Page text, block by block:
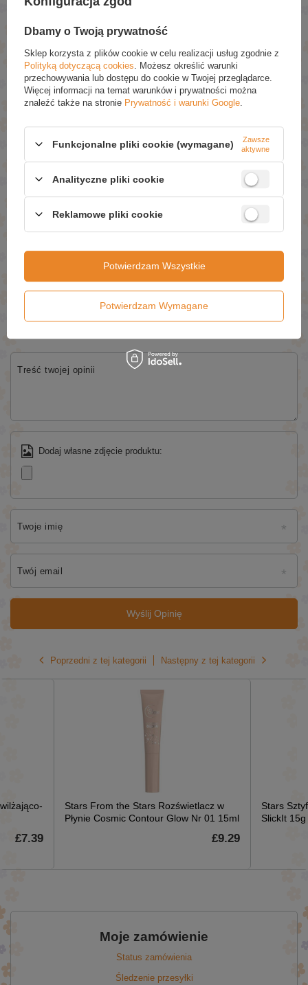
swoje pytanie odnośnie tego produktu. Postaramy się odpowiedzieć tak
szybko jak tylko będzie to możliwe.Dane są przetwarzane zgodnie z
polityką prywatności
. Przesyłając je, akceptujesz jej postanowienia.
E-mail
Pytanie
NAPISZ SWOJĄ OPINIĘ
Twoja ocena:
5/5
Treść twojej opinii
Dodaj własne zdjęcie produktu:
Twoje imię
Twój email
Wyślij Opinię
Poprzedni z tej kategorii
£7.39
Stars From the Stars Rozświetlacz w
Płynie Cosmic Contour Glow Nr 01 15ml
£9.29
Stars
SlickIt 15g
Następny z tej kategorii
Moje zamówienie
Status zamówienia
Śledzenie przesyłki
Dbamy o Twoją prywatność
Sklep korzysta z plików cookie w celu realizacji usług zgodnie z
Polityką dotyczącą cookies . Możesz określić warunki
przechowywania lub dostępu do cookie w Twojej przeglądarce.
Więcej informacji na temat warunków i prywatności można
znaleźć także na stronie Prywatność i warunki Google
Funkcjonalne pliki cookie (wymagane)
Zawsze
aktywne
Analityczne pliki cookie
Reklamowe pliki cookie
Potwierdzam Wymagane
Potwierdzam Wszystkie